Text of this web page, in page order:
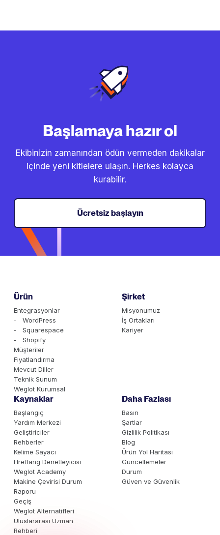
Başlamaya hazır ol
Ekibinizin zamanından ödün vermeden dakikalar
içinde yeni kitlelere ulaşın. Herkes kolayca
kurabilir.
Ücretsiz başlayın
Ürün
Entegrasyonlar
- WordPress
- Squarespace
- Shopify
Müşteriler
Fiyatlandırma
Mevcut Diller
Teknik Sunum
Weglot Kurumsal
Şirket
Misyonumuz
İş Ortakları
Kariyer
Kaynaklar
Başlangıç
Yardım Merkezi
Geliştiriciler
Rehberler
Kelime Sayacı
Hreflang Denetleyicisi
Weglot Academy
Makine Çevirisi Durum
Raporu
Geçiş
Weglot Alternatifleri
Uluslararası Uzman
Rehberi
Daha Fazlası
Basın
Şartlar
Gizlilik Politikası
Blog
Ürün Yol Haritası
Güncellemeler
Durum
Güven ve Güvenlik